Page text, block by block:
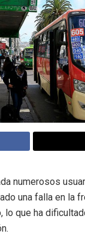
numerosos
una falla en la
lo que ha